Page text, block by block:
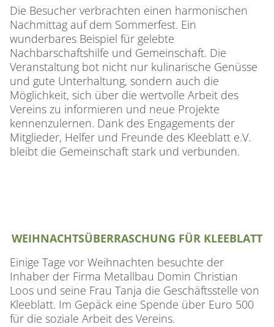
Die Besucher verbrachten einen harmonischen
Nachmittag auf dem Sommerfest. Ein
wunderbares Beispiel für gelebte
Nachbarschaftshilfe und Gemeinschaft. Die
Veranstaltung bot nicht nur kulinarische Genüsse
und gute Unterhaltung, sondern auch die
Möglichkeit, sich über die wertvolle Arbeit des
Vereins zu informieren und neue Projekte
kennenzulernen. Dank des Engagements der
Mitglieder, Helfer und Freunde des Kleeblatt e.V.
bleibt die Gemeinschaft stark und verbunden.
WEIHNACHTSÜBERRASCHUNG FÜR KLEEBLATT
Einige Tage vor Weihnachten besuchte der
Inhaber der Firma Metallbau Domin Christian
Loos und seine Frau Tanja die Geschäftsstelle von
Kleeblatt. Im Gepäck eine Spende über Euro 500
für die soziale Arbeit des Vereins.